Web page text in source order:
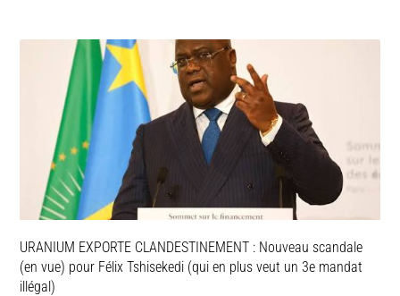
URANIUM EXPORTE CLANDESTINEMENT : Nouveau scandale
(en vue) pour Félix Tshisekedi (qui en plus veut un 3e mandat
illégal)